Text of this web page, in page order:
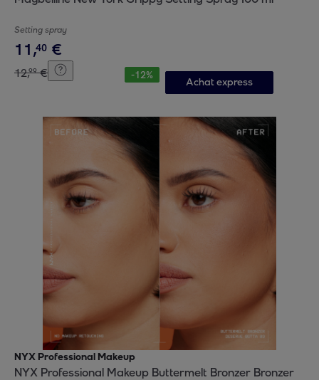
Setting spray
11,40 €
12,99 € -12%
Achat express
NYX Professional Makeup
NYX Professional Makeup Buttermelt Bronzer Bronzer